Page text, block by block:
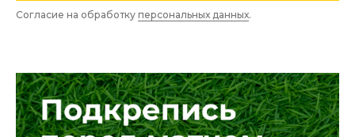
Согласие на обработку персональных данных.